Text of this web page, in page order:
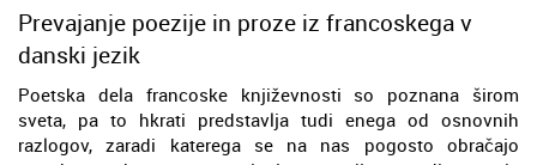
Prevajanje poezije in proze iz francoskega v
danski jezik
Poetska dela francoske književnosti so poznana širom
sveta, pa to hkrati predstavlja tudi enega od osnovnih
razlogov, zaradi katerega se na nas pogosto obračajo